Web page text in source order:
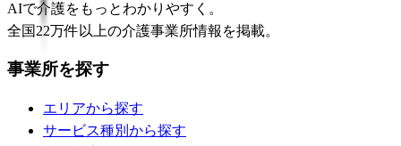
AIで介護をもっとわかりやすく。
全国22万件以上の介護事業所情報を掲載。
事業所を探す
エリアから探す
サービス種別から探す